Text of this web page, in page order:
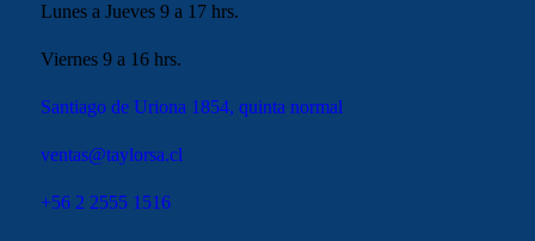
Lunes a Jueves 9 a 17 hrs.
Viernes 9 a 16 hrs.
Santiago de Uriona 1854, quinta normal
ventas@taylorsa.cl
+56 2 2555 1516